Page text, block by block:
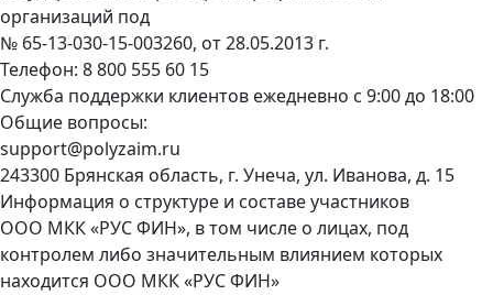
организаций под
№ 65-13-030-15-003260, от 28.05.2013 г.
Телефон: 8 800 555 60 15
Служба поддержки клиентов ежедневно с 9:00 до 18:00
Общие вопросы:
support@polyzaim.ru
243300 Брянская область, г. Унеча, ул. Иванова, д. 15
Информация о структуре и составе участников
ООО МКК «РУС ФИН», в том числе о лицах, под
контролем либо значительным влиянием которых
находится ООО МКК «РУС ФИН»